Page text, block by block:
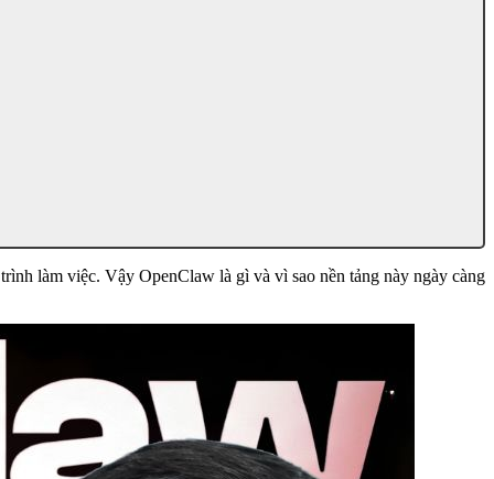
làm việc. Vậy OpenClaw là gì và vì sao nền tảng này ngày càng